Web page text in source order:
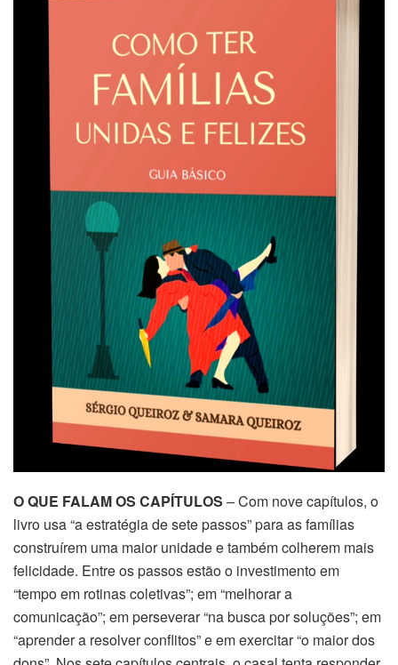
O QUE FALAM OS CAPÍTULOS – Com nove capítulos, o
livro usa “a estratégia de sete passos” para as famílias
construírem uma maior unidade e também colherem mais
felicidade. Entre os passos estão o investimento em
“tempo em rotinas coletivas”; em “melhorar a
comunicação”; em perseverar “na busca por soluções”; em
“aprender a resolver conflitos” e em exercitar “o maior dos